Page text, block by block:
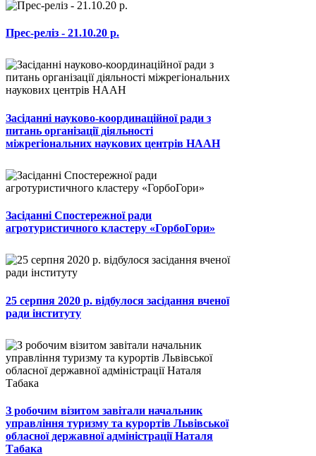
Прес-реліз - 21.10.20 р.
Засіданні науково-координаційної ради з
питань організації діяльності
міжрегіональних наукових центрів НААН
Засіданні Спостережної ради
агротуристичного кластеру «ГорбоГори»
25 серпня 2020 р. відбулося засідання вченої
ради інституту
З робочим візитом завітали начальник
управління туризму та курортів Львівської
обласної державної адміністрації Наталя
Табака